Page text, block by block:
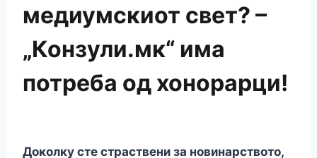
медиумскиот свет? –
„Конзули.мк“ има
потреба од хонорарци!
Доколку сте страствени за новинарството,